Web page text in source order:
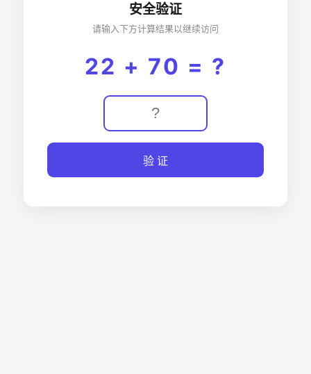
安全验证
请输入下方计算结果以继续访问
22 + 70 = ?
验 证